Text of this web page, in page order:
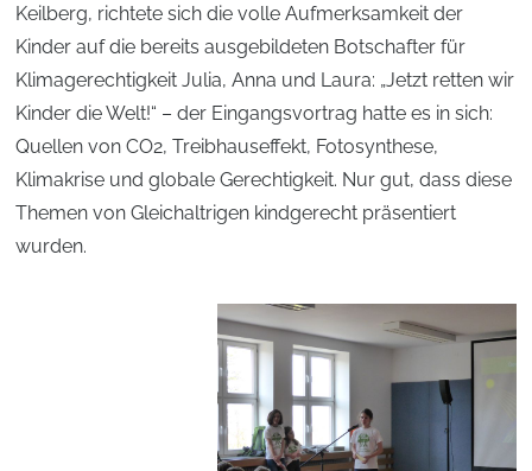
Keilberg, richtete sich die volle Aufmerksamkeit der
Kinder auf die bereits ausgebildeten Botschafter für
Klimagerechtigkeit Julia, Anna und Laura: „Jetzt retten wir
Kinder die Welt!“ – der Eingangsvortrag hatte es in sich:
Quellen von CO2, Treibhauseffekt, Fotosynthese,
Klimakrise und globale Gerechtigkeit. Nur gut, dass diese
Themen von Gleichaltrigen kindgerecht präsentiert
wurden.